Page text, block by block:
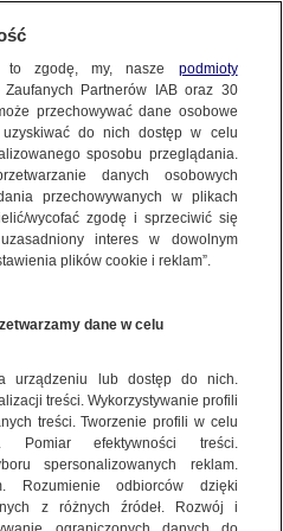
dobry!
wszystkich usług
to zgodę, my, nasze podmioty
Partnerów IAB oraz 30
przechowywać dane osobowe
do nich dostęp w celu
sposobu przeglądania.
danych osobowych
przechowywanych w plikach
wycofać zgodę i sprzeciwić się
interes w dowolnym
plików cookie i reklam”.
dane w celu
urządzeniu lub dostęp do nich.
treści. Wykorzystywanie profili
treści. Tworzenie profili w celu
Pomiar efektywności treści.
spersonalizowanych reklam.
Rozumienie odbiorców dzięki
z różnych źródeł. Rozwój i